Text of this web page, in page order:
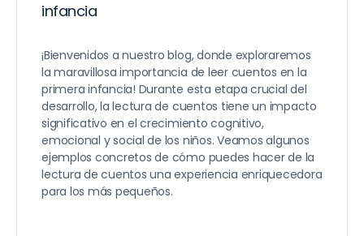
infancia
¡Bienvenidos a nuestro blog, donde exploraremos
la maravillosa importancia de leer cuentos en la
primera infancia! Durante esta etapa crucial del
desarrollo, la lectura de cuentos tiene un impacto
significativo en el crecimiento cognitivo,
emocional y social de los niños. Veamos algunos
ejemplos concretos de cómo puedes hacer de la
lectura de cuentos una experiencia enriquecedora
para los más pequeños.